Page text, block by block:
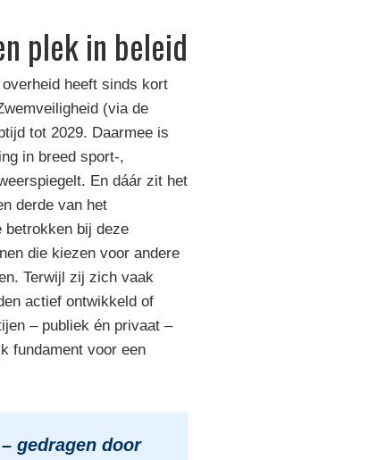
plek in beleid
heeft sinds kort
(via de
tot 2029. Daarmee is
in breed sport-,
En dáár zit het
derde van het
betrokken bij deze
die kiezen voor andere
Terwijl zij zich vaak
actief ontwikkeld of
– publiek én privaat –
fundament voor een
gedragen door